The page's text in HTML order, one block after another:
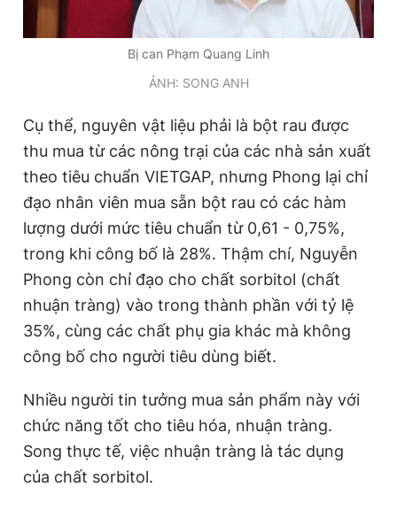
Bị can Phạm Quang Linh
ẢNH: SONG ANH
Cụ thể, nguyên vật liệu phải là bột rau được
thu mua từ các nông trại của các nhà sản xuất
theo tiêu chuẩn VIETGAP, nhưng Phong lại chỉ
đạo nhân viên mua sẵn bột rau có các hàm
lượng dưới mức tiêu chuẩn từ 0,61 - 0,75%,
trong khi công bố là 28%. Thậm chí, Nguyễn
Phong còn chỉ đạo cho chất sorbitol (chất
nhuận tràng) vào trong thành phần với tỷ lệ
35%, cùng các chất phụ gia khác mà không
công bố cho người tiêu dùng biết.
Nhiều người tin tưởng mua sản phẩm này với
chức năng tốt cho tiêu hóa, nhuận tràng.
Song thực tế, việc nhuận tràng là tác dụng
của chất sorbitol.